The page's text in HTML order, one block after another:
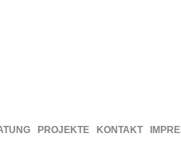
PROJEKTE KONTAKT